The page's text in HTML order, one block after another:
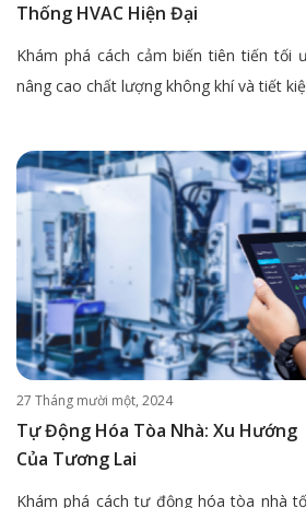
Thống HVAC Hiện Đại
Khám phá cách cảm biến tiên tiến tối
nâng cao chất lượng không khí và tiết
27 Tháng mười một, 2024
Tự Động Hóa Tòa Nhà: Xu Hướng
Của Tương Lai
Khám phá cách tự động hóa tòa nhà